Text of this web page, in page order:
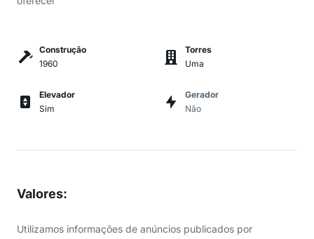
Construção
1960
Torres
Uma
Elevador
Sim
Gerador
Não
Valores:
Utilizamos informações de anúncios publicados por